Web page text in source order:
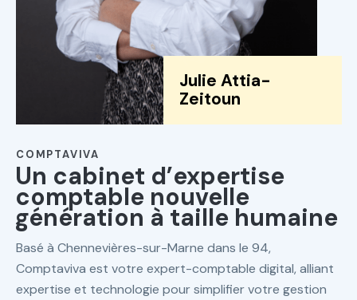
Julie Attia-
Zeitoun
COMPTAVIVA
Un cabinet d’expertise
comptable nouvelle
génération à taille humaine
Basé à Chennevières-sur-Marne dans le 94,
Comptaviva est votre expert-comptable digital, alliant
expertise et technologie pour simplifier votre gestion